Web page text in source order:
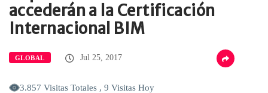
accederán a la Certificación
Internacional BIM
GLOBAL Jul 25, 2017
3.857 Visitas Totales , 9 Visitas Hoy